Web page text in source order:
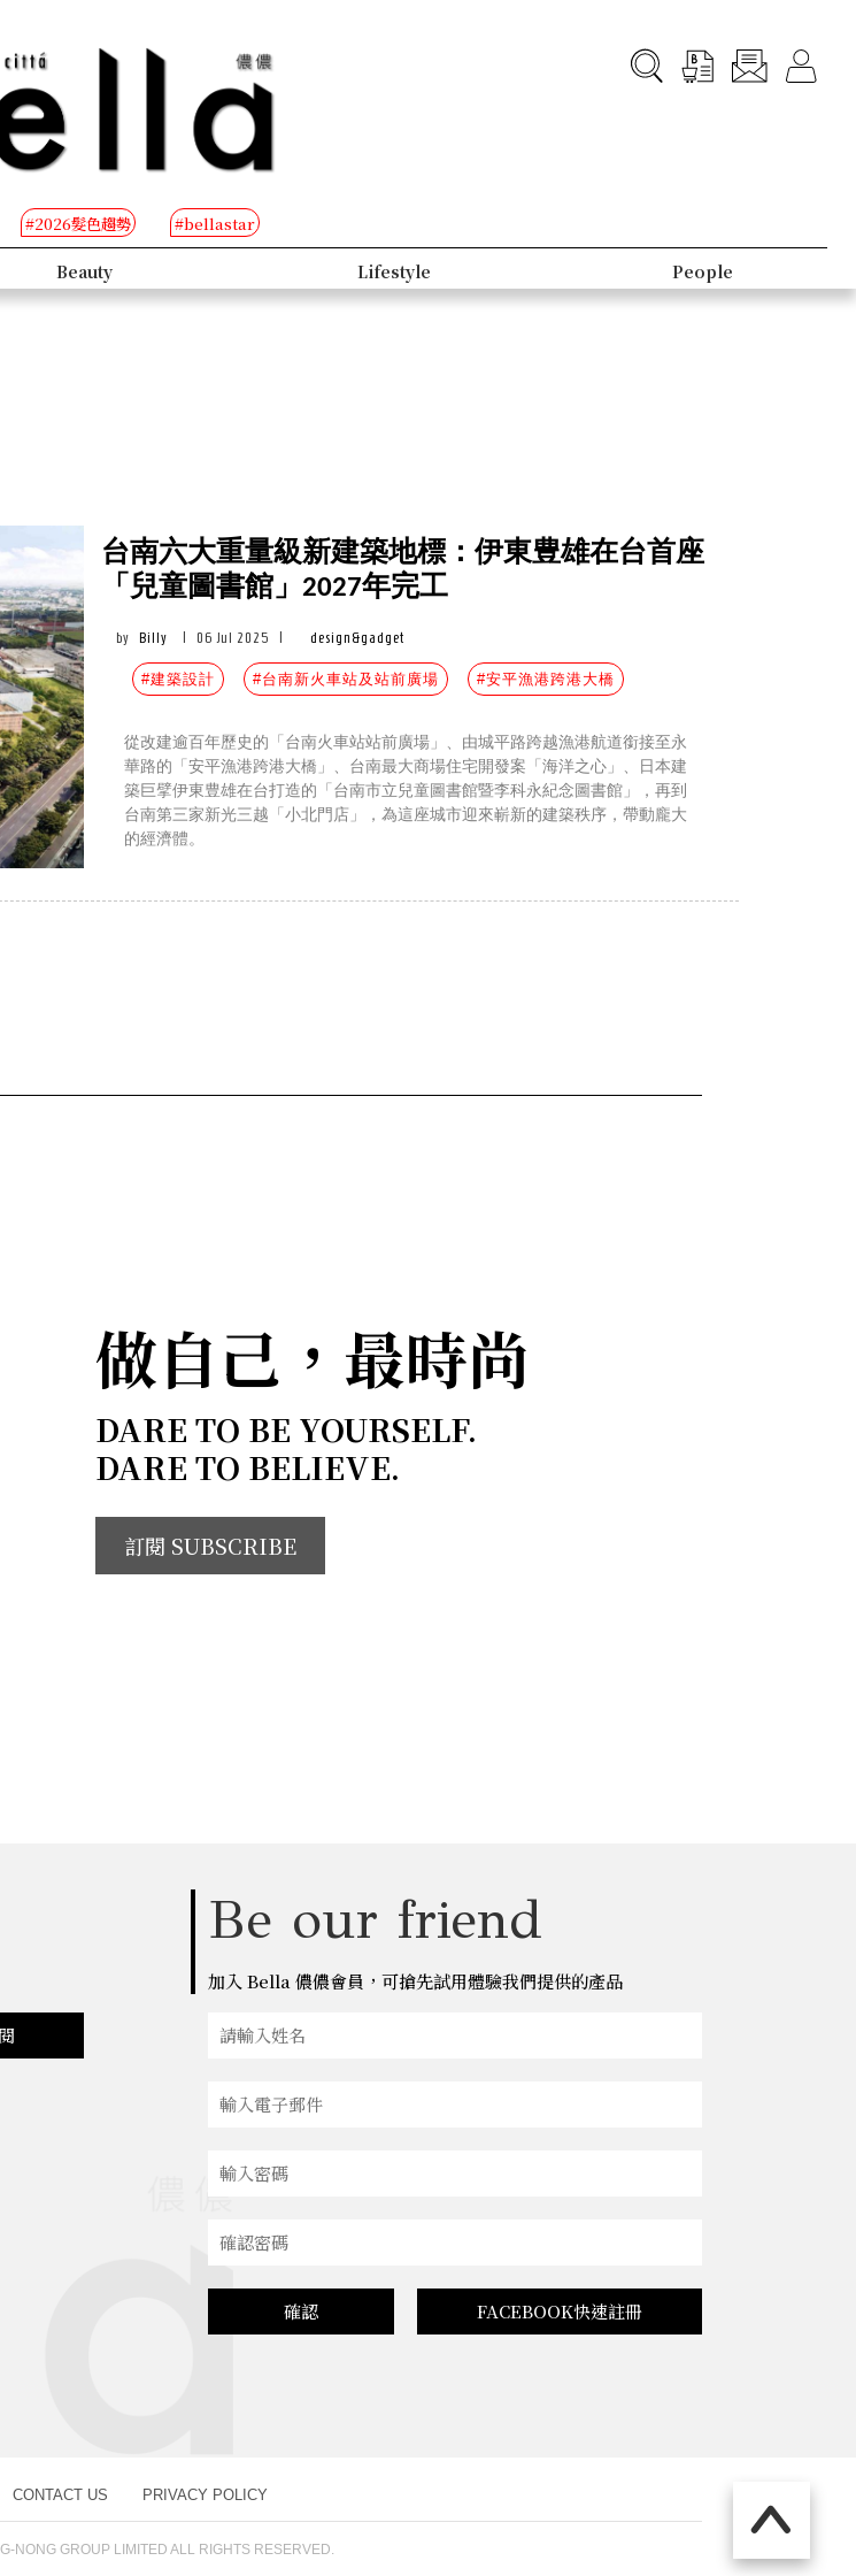
#2026髮色趨勢 #bellastar
Beauty Lifestyle People
台南六大重量級新建築地標：伊東豊雄在台首座
「兒童圖書館」2027年完工
by Billy 06 Jul 2025 design&gadget
#建築設計 #台南新火車站及站前廣場 #安平漁港跨港大橋
從改建逾百年歷史的「台南火車站站前廣場」、由城平路跨越漁港航道銜接至永
華路的「安平漁港跨港大橋」、台南最大商場住宅開發案「海洋之心」、日本建
築巨擘伊東豊雄在台打造的「台南市立兒童圖書館暨李科永紀念圖書館」，再到
台南第三家新光三越「小北門店」，為這座城市迎來嶄新的建築秩序，帶動龐大
的經濟體。
做自己，最時尚
DARE TO BE YOURSELF.
DARE TO BELIEVE.
訂閱 SUBSCRIBE
Be our friend
加入 Bella 儂儂會員，可搶先試用體驗我們提供的產品
確認 FACEBOOK快速註冊
CONTACT US PRIVACY POLICY
NONG GROUP LIMITED ALL RIGHTS RESERVED.